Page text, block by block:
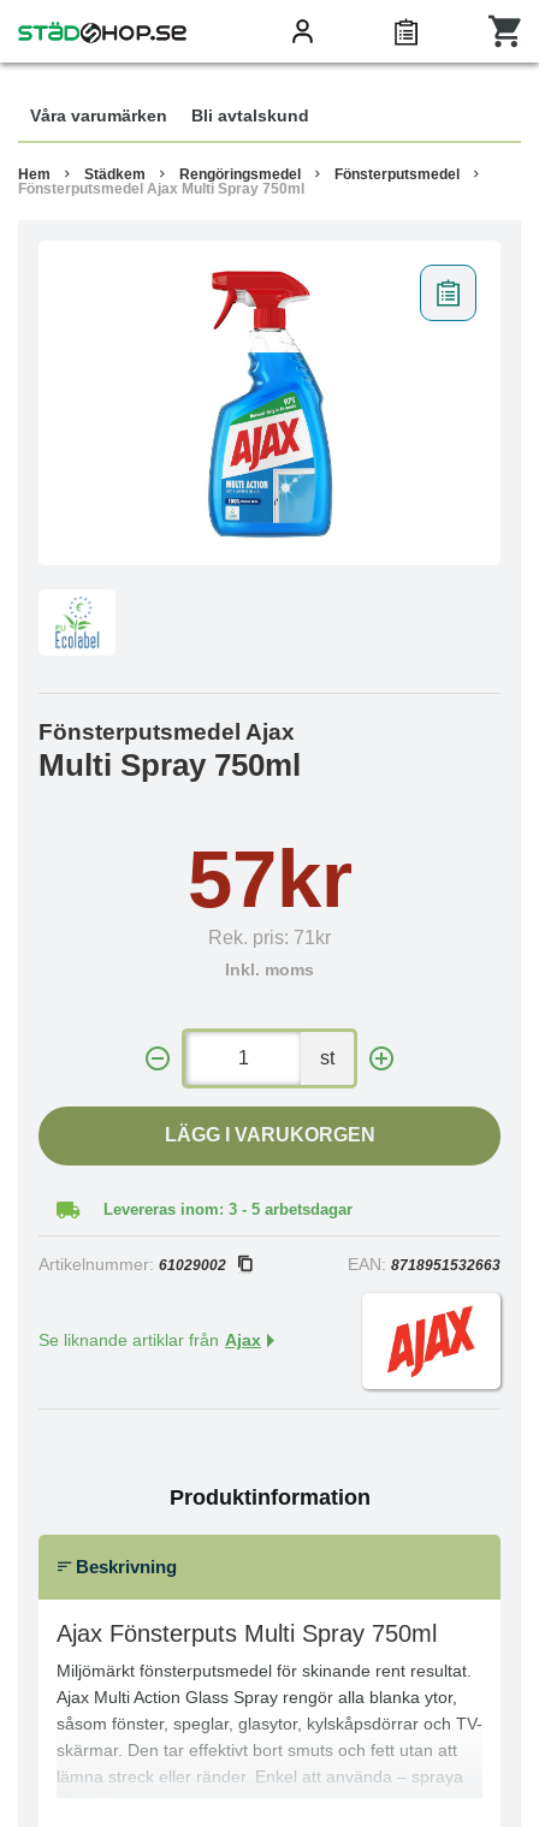
Våra varumärken Bli avtalskund
Hem Städkem Rengöringsmedel
Fönsterputsmedel
Fönsterputsmedel Ajax Multi Spray 750ml
Fönsterputsmedel Ajax
Multi Spray 750ml
57kr
Rek. pris: 71kr
Inkl. moms
st
LÄGG I VARUKORGEN
Levereras inom: 3 - 5 arbetsdagar
Artikelnummer: 61029002 EAN: 8718951532663
Se liknande artiklar från Ajax
Produktinformation
Beskrivning
Ajax Fönsterputs Multi Spray 750ml
Miljömärkt fönsterputsmedel för skinande rent resultat.
Ajax Multi Action Glass Spray rengör alla blanka ytor,
såsom fönster, speglar, glasytor, kylskåpsdörrar och TV-
skärmar. Den tar effektivt bort smuts och fett utan att
lämna streck eller ränder. Enkel att använda – spraya